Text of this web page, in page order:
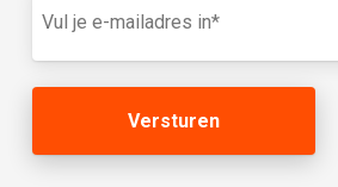
(optioneel)
mailadres